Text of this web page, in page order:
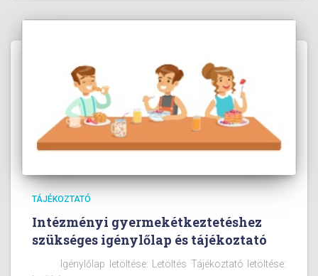
TÁJÉKOZTATÓ
Intézményi gyermekétkeztetéshez
szükséges igénylőlap és tájékoztató
Igénylőlap letöltése: Letöltés Tájékoztató letöltése: